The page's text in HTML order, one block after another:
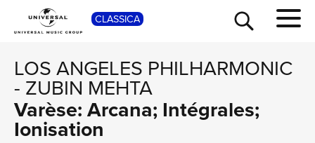
CLASSICA
LOS ANGELES PHILHARMONIC
- ZUBIN MEHTA
Varèse: Arcana; Intégrales;
Ionisation
SHOP